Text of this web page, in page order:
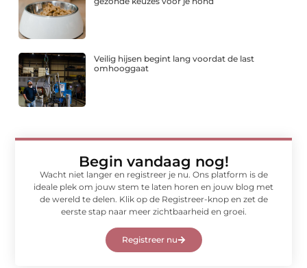
Veilig hijsen begint lang voordat de last
omhooggaat
Begin vandaag nog!
Wacht niet langer en registreer je nu. Ons platform is de
ideale plek om jouw stem te laten horen en jouw blog met
de wereld te delen. Klik op de Registreer-knop en zet de
eerste stap naar meer zichtbaarheid en groei.
Registreer nu